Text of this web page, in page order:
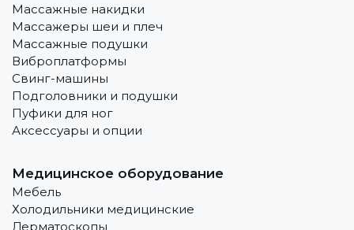
Массажные накидки
Массажеры шеи и плеч
Массажные подушки
Виброплатформы
Свинг-машины
Подголовники и подушки
Пуфики для ног
Аксессуары и опции
Медицинское оборудование
Мебель
Холодильники медицинские
Дерматоскопы